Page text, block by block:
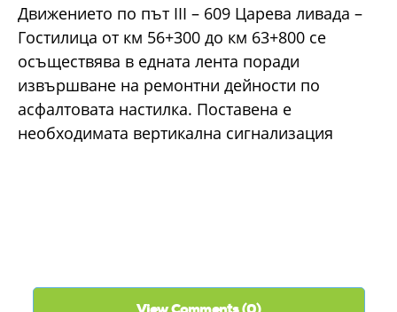
Движението по път III – 609 Царева ливада –
Гостилица от км 56+300 до км 63+800 се
осъществява в едната лента поради
извършване на ремонтни дейности по
асфалтовата настилка. Поставена е
необходимата вертикална сигнализация